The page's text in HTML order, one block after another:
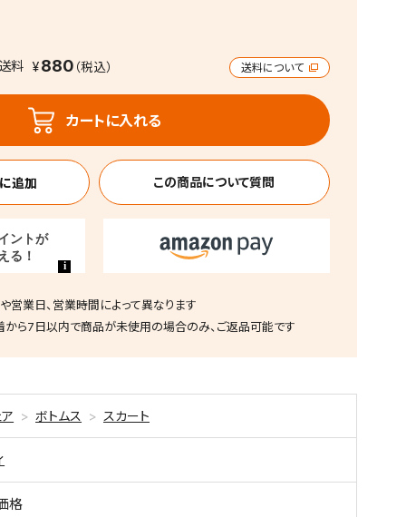
料 880 送料について
カートに入れる
この商品について質問
営業日、営業時間によって異なります
から7日以内で商品が未使用の場合のみ、ご返品可能です
ボトムス スカート
格